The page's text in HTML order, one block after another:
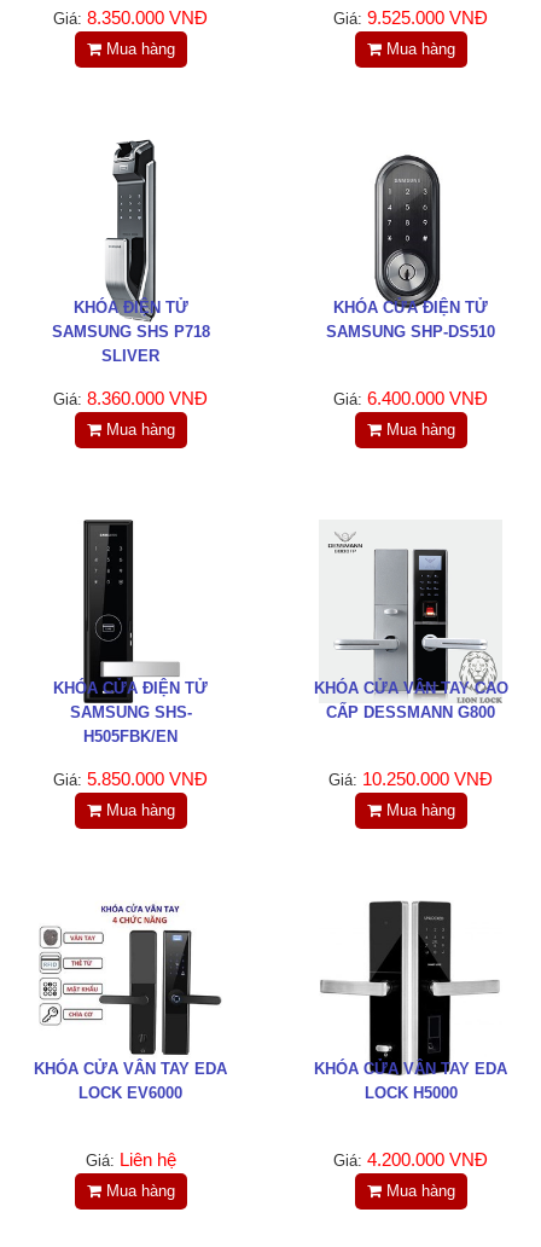
Giá: 8.350.000 VNĐ
Mua hàng
Giá: 9.525.000 VNĐ
Mua hàng
KHÓA ĐIỆN TỬ
SAMSUNG SHS P718
SLIVER
Giá: 8.360.000 VNĐ
Mua hàng
KHÓA CỬA ĐIỆN TỬ
SAMSUNG SHP-DS510
Giá: 6.400.000 VNĐ
Mua hàng
KHÓA CỬA ĐIỆN TỬ
SAMSUNG SHS-
H505FBK/EN
Giá: 5.850.000 VNĐ
Mua hàng
KHÓA CỬA VÂN TAY CAO
CẤP DESSMANN G800
Giá: 10.250.000 VNĐ
Mua hàng
KHÓA CỬA VÂN TAY EDA
LOCK EV6000
Giá: Liên hệ
Mua hàng
KHÓA CỬA VÂN TAY EDA
LOCK H5000
Giá: 4.200.000 VNĐ
Mua hàng
Tin tức
Liên hệ
TRÊN MẠNG XÃ HỘI
Facebook
Google
Twitter
LIÊN HỆ
HotLine
0988829841
Email
taejsc@gmail.com
©COPYRIGHT 2019. ALL RIGHTS RESERVED